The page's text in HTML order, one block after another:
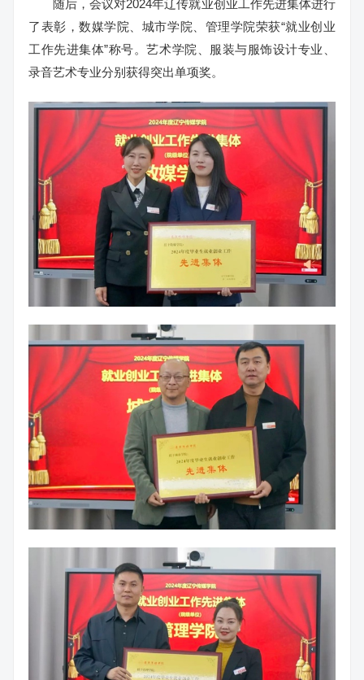
随后，会议对2024年辽传就业创业工作先进集体进行
了表彰，数媒学院、城市学院、管理学院荣获“就业创业
工作先进集体”称号。艺术学院、服装与服饰设计专业、
录音艺术专业分别获得突出单项奖。